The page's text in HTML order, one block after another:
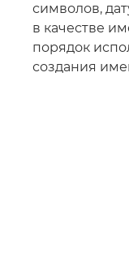
символов,
в качестве
порядок
создания